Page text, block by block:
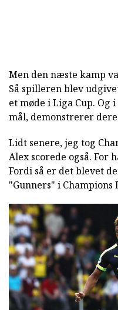
Men den næste kamp
Så spilleren blev
et møde i Liga Cup. Og
mål, demonstrerer
Lidt senere, jeg tog
Alex scorede også. For
Fordi så er det blevet
"Gunners" i Champions